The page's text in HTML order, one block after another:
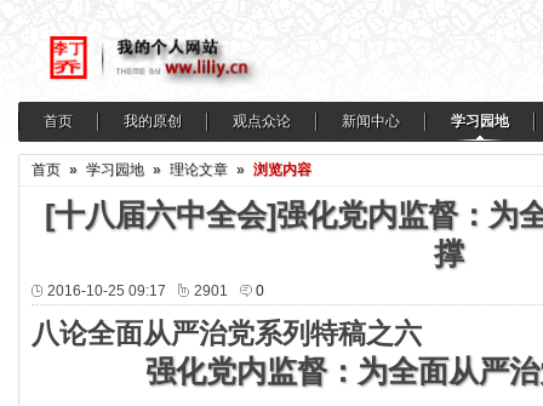
首页 我的原创 观点众论 新闻中心 学习园地
首页 » 学习园地 » 理论文章 » 浏览内容
[十八届六中全会]强化党内监督：为
撑
2016-10-25 09:17 2901 0
八论全面从严治党系列特稿之六
强化党内监督：为全面从严